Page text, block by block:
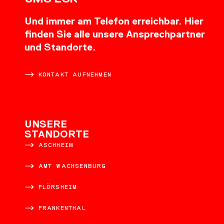
Und immer am Telefon erreichbar. Hier
finden Sie alle unsere Ansprechpartner
und Standorte.
KONTAKT AUFNEHMEN
UNSERE
STANDORTE
ASCHHEIM
AMT WACHSENBURG
FLÖRSHEIM
FRANKENTHAL